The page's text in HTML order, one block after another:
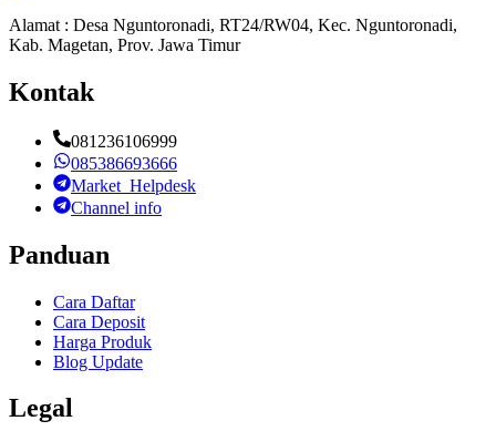
Alamat : Desa Nguntoronadi, RT24/RW04, Kec. Nguntoronadi,
Kab. Magetan, Prov. Jawa Timur
Kontak
081236106999
085386693666
Market_Helpdesk
Channel info
Panduan
Cara Daftar
Cara Deposit
Harga Produk
Blog Update
Legal